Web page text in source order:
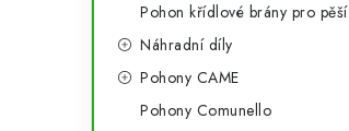
Pohon křídlové brány pro pěší
Náhradní díly
Pohony CAME
Pohony Comunello